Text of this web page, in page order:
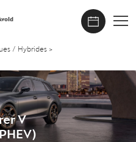
/ Hybrides >
V